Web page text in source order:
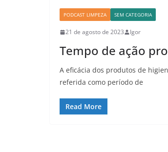
PODCAST LIMPEZA SEM CATEGORIA
21 de agosto de 2023 Igor
Tempo de ação
A eficácia dos produtos de
referida como período de
Read More